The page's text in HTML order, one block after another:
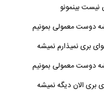
نیست بینمونو
دوست معمولی بمونیم
بری نمیذارم نمیشه
دوست معمولی بمونیم
الان دیگه نمیشه